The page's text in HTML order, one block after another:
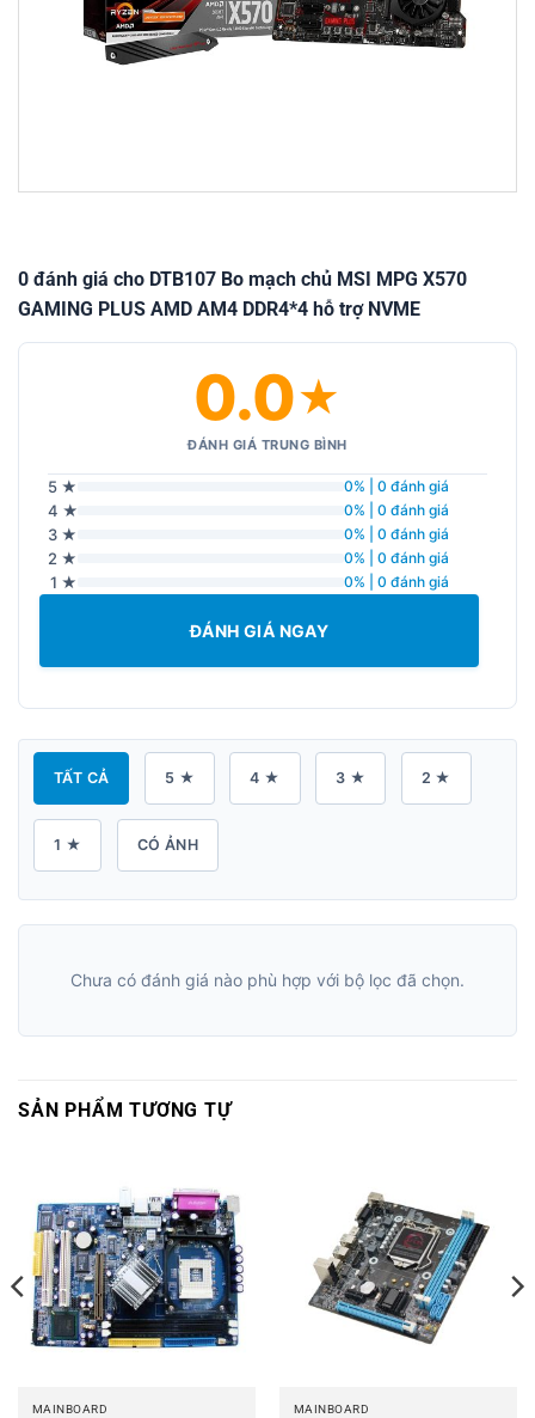
0 đánh giá cho DTB107 Bo mạch chủ MSI MPG X570
GAMING PLUS AMD AM4 DDR4*4 hỗ trợ NVME
0.0★
ĐÁNH GIÁ TRUNG BÌNH
5 ★ 0% | 0 đánh giá
4 ★ 0% | 0 đánh giá
3 ★ 0% | 0 đánh giá
2 ★ 0% | 0 đánh giá
1 ★ 0% | 0 đánh giá
ĐÁNH GIÁ NGAY
TẤT CẢ 5 ★ 4 ★ 3 ★ 2 ★
1 ★ CÓ ẢNH
Chưa có đánh giá nào phù hợp với bộ lọc đã chọn.
SẢN PHẨM TƯƠNG TỰ
MAINBOARD MAINBOARD